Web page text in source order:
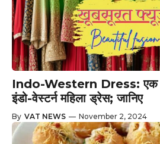
Indo-Western Dress: एक
इंडो-वेस्टर्न महिला ड्रेस; जानिए
By VAT NEWS — November 2, 2024